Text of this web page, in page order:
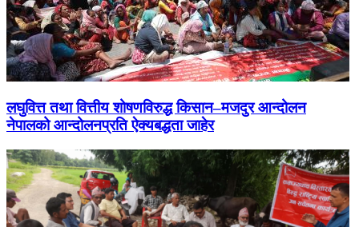
लघुवित्त तथा वित्तीय शोषणविरुद्ध किसान–मजदुर आन्दोलन
नेपालको आन्दोलनप्रति ऐक्यबद्धता जाहेर